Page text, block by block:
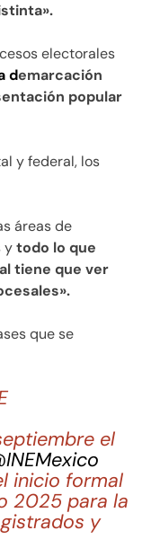
electorales
demarcación
popular
y federal, los
áreas de
ytodo lo que
tiene que ver
que se
el
inicio formal
2025 para la
y